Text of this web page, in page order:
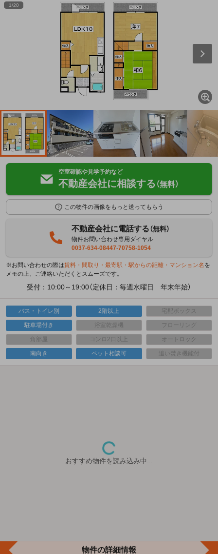
1/20
空室確認や見学予約など
不動産会社に相談する （無料）
この物件の画像をもっと送ってもらう
不動産会社に電話する（無料）
物件お問い合わせ専用ダイヤル
0037-634-08447-70758-1054
※お問い合わせの際は賃料・間取り・最寄駅・駅からの距離・マンション名 を
メモの上、ご連絡いただくとスムーズです。
受付：10:00～19:00（定休日：毎週水曜日 年末年始）
バス・トイレ別 2階以上 宅配ボックス
駐車場付き 浴室乾燥機 フローリング
角部屋 コンロ2口以上 オートロック
南向き ペット相談可 追い焚き機能付
おすすめ物件を読み込み中...
物件の詳細情報